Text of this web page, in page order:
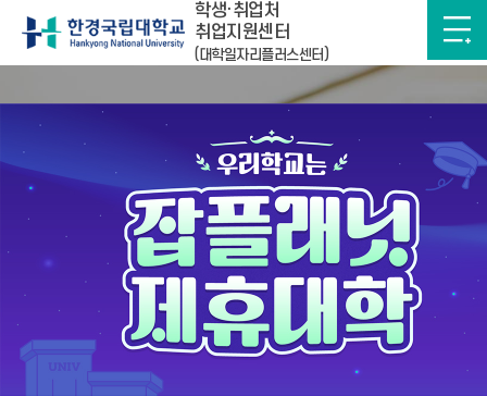
학생·취업처
취업지원센터
(대학일자리플러스센터)
한경국립대학교
학생·취업처 취업지원센터
하루간 그만보기